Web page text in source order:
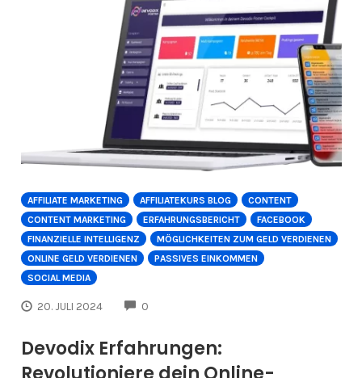
AFFILIATE MARKETING AFFILIATEKURS BLOG
CONTENT
CONTENT MARKETING
ERFAHRUNGSBERICHT
FACEBOOK
FINANZIELLE INTELLIGENZ
MÖGLICHKEITEN ZUM GELD VERDIENEN
ONLINE GELD VERDIENEN
PASSIVES EINKOMMEN
SOCIAL MEDIA
20. JULI 2024 0
Devodix Erfahrungen: